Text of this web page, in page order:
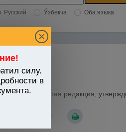
Русский Ўзбекча Оба языка
силу.
в
(Старая редакция,